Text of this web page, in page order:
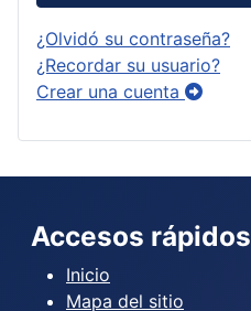
¿Olvidó su contraseña?
¿Recordar su usuario?
Crear una cuenta
Accesos rápidos
Inicio
Mapa del sitio